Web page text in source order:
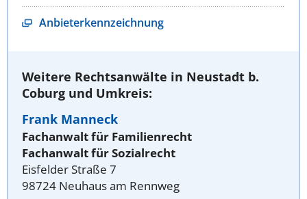
Anbieterkennzeichnung
Weitere Rechtsanwälte in Neustadt b.
Coburg und Umkreis:
Frank Manneck
Fachanwalt für Familienrecht
Fachanwalt für Sozialrecht
Eisfelder Straße 7
98724 Neuhaus am Rennweg